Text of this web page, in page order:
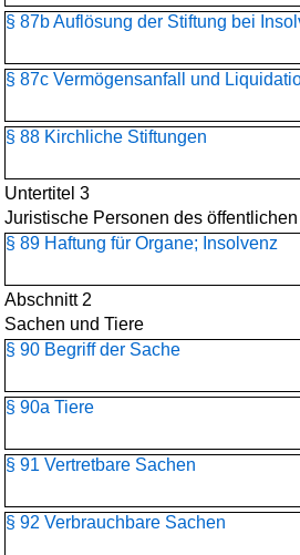
§ 87b Auflösung der Stiftung bei
§ 87c Vermögensanfall und
§ 88 Kirchliche Stiftungen
Untertitel 3
Juristische Personen des
§ 89 Haftung für Organe; Insolvenz
Abschnitt 2
Sachen und Tiere
§ 90 Begriff der Sache
§ 90a Tiere
§ 91 Vertretbare Sachen
§ 92 Verbrauchbare Sachen